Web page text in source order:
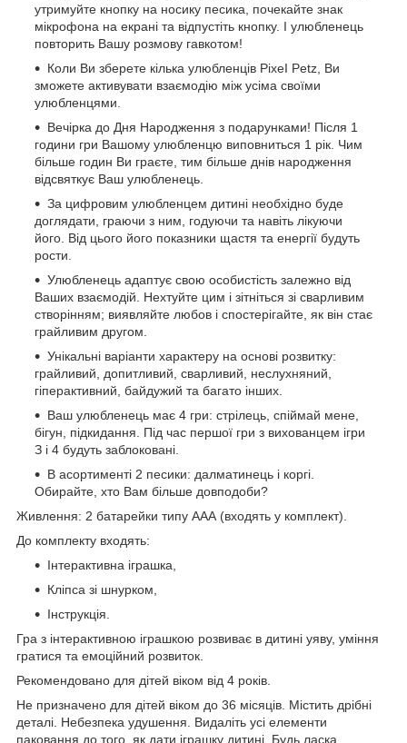
утримуйте кнопку на носику песика, почекайте знак
мікрофона на екрані та відпустіть кнопку. І улюбленець
повторить Вашу розмову гавкотом!
Коли Ви зберете кілька улюбленців РіхеІ Petz, Ви
зможете активувати взаємодію між усіма своїми
улюбленцями.
Вечірка до Дня Народження з подарунками! Після 1
години гри Вашому улюбленцю виповниться 1 рік. Чим
більше годин Ви граєте, тим більше днів народження
відсвяткує Ваш улюбленець.
За цифровим улюбленцем дитині необхідно буде
доглядати, граючи з ним, годуючи та навіть лікуючи
його. Від цього його показники щастя та енергії будуть
рости.
Улюбленець адаптує свою особистість залежно від
Ваших взаємодій. Нехтуйте цим і зітніться зі сварливим
створінням; виявляйте любов і спостерігайте, як він стає
грайливим другом.
Унікальні варіанти характеру на основі розвитку:
грайливий, допитливий, сварливий, неслухняний,
гіперактивний, байдужий та багато інших.
Ваш улюбленець має 4 гри: стрілець, спіймай мене,
бігун, підкидання. Під час першої гри з вихованцем ігри
З і 4 будуть заблоковані.
В асортименті 2 песики: далматинець і коргі.
Обирайте, хто Вам більше довподоби?
Живлення: 2 батарейки типу ААА (входять у комплект).
До комплекту входять:
Інтерактивна іграшка,
Кліпса зі шнурком,
Інструкція.
Гра з інтерактивною іграшкою розвиває в дитині уяву, уміння
гратися та емоційний розвиток.
Рекомендовано для дітей віком від 4 років.
Не призначено для дітей віком до 36 місяців. Містить дрібні
деталі. Небезпека удушення. Видаліть усі елементи
паковання до того, як дати іграшку дитині. Будь ласка,